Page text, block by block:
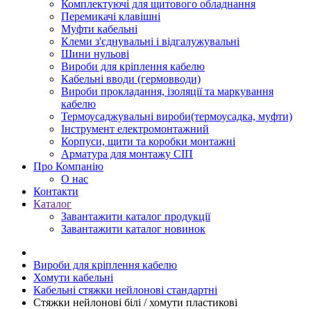
Комплектуючі для щитового обладнання
Перемикачі клавішні
Муфти кабельні
Клеми з'єднувальні і відгалужувальні
Шини нульові
Вироби для кріплення кабелю
Кабельні вводи (гермовводи)
Вироби прокладання, iзоляції та маркування
кабелю
Термоусаджувальні вироби(термоусадка, муфти)
Інструмент електромонтажний
Корпуси, щити та коробки монтажні
Арматура для монтажу СІП
Про Компанію
О нас
Контакти
Каталог
Завантажити каталог продукції
Завантажити каталог новинок
Вироби для кріплення кабелю
Хомути кабельні
Кабельні стяжки нейлонові стандартні
Стяжки нейлонові білі / хомути пластикові